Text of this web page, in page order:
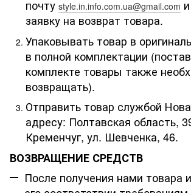
почту style.in.info.com.ua@gmail.com
заявку на возврат товара.
Упаковывать товар в
в полной комплектации
комплекте товары также
возвращать).
Отправить товар службой
адресу: Полтавская область,
Кременчуг, ул. Шевченка, 46.
ВОЗВРАЩЕНИЕ СРЕДСТВ
После получения нами товара